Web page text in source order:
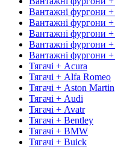
Вантажні фургони
Вантажні фургони
Вантажні фургони
Вантажні фургони
Вантажні фургони
Тягачі + Acura
Тягачі + Alfa Romeo
Тягачі + Aston Martin
Тягачі + Audi
Тягачі + Avatr
Тягачі + Bentley
Тягачі + BMW
Тягачі + Buick